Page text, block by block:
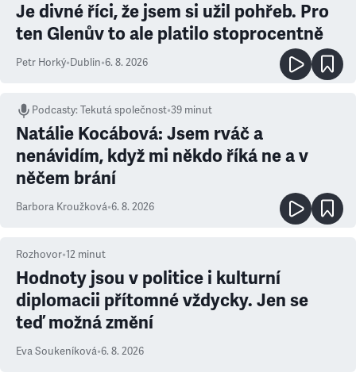
Je divné říci, že jsem si užil pohřeb. Pro
ten Glenův to ale platilo stoprocentně
Petr Horký•Dublin•6. 8. 2026
Podcasty:Tekutá společnost•39 minut
Natálie Kocábová: Jsem rváč a
nenávidím, když mi někdo říká ne a v
něčem brání
Barbora Kroužková•6. 8. 2026
Rozhovor•12 minut
Hodnoty jsou v politice i kulturní
diplomacii přítomné vždycky. Jen se
teď možná změní
Eva Soukeníková•6. 8. 2026